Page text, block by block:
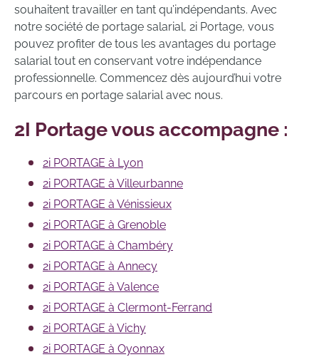
souhaitent travailler en tant qu’indépendants. Avec
notre société de portage salarial, 2i Portage, vous
pouvez profiter de tous les avantages du portage
salarial tout en conservant votre indépendance
professionnelle. Commencez dès aujourd’hui votre
parcours en portage salarial avec nous.
2I Portage vous accompagne :
2i PORTAGE à Lyon
2i PORTAGE à Villeurbanne
2i PORTAGE à Vénissieux
2i PORTAGE à Grenoble
2i PORTAGE à Chambéry
2i PORTAGE à Annecy
2i PORTAGE à Valence
2i PORTAGE à Clermont-Ferrand
2i PORTAGE à Vichy
2i PORTAGE à Oyonnax